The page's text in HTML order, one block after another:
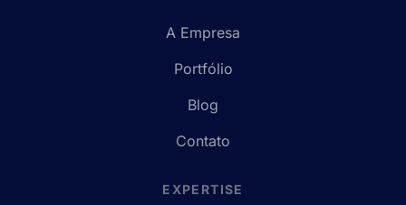
A Empresa
Portfólio
Blog
Contato
EXPERTISE